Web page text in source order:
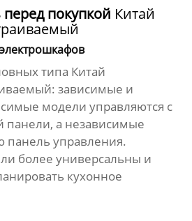
покупкой Китай
типа Китай
: зависимые и
модели управляются с
а независимые
панель управления.
более универсальны и
кухонное